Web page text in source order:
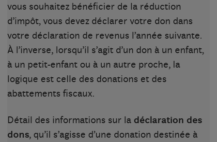
vous souhaitez bénéficier de la réduction
d’impôt, vous devez déclarer votre don dans
votre déclaration de revenus l’année suivante.
À l’inverse, lorsqu’il s’agit d’un don à un enfant,
à un petit-enfant ou à un autre proche, la
logique est celle des donations et des
abattements fiscaux.
Détail des informations sur la déclaration des
dons, qu’il s’agisse d’une donation destinée à